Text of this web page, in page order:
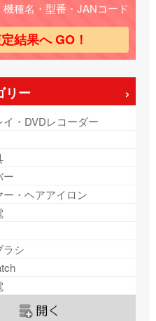
機種名・型番・JANコード
リー